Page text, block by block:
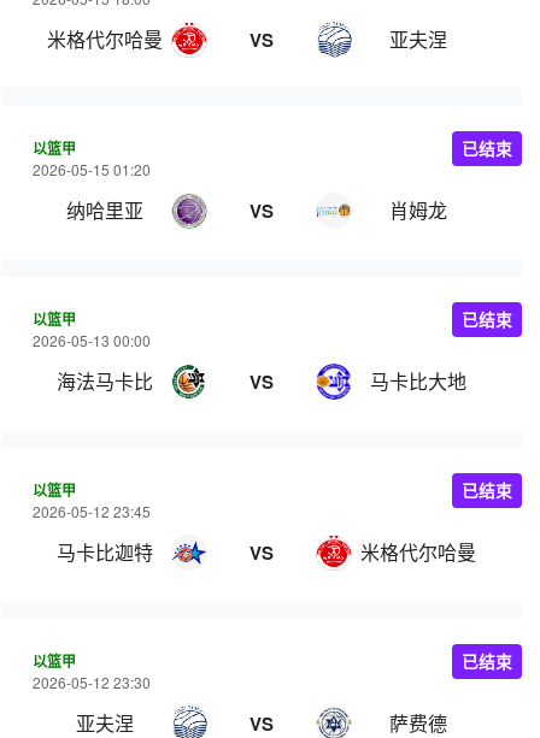
米格代尔哈曼 VS 亚夫涅
以篮甲
2026-05-15 01:20
纳哈里亚 VS 肖姆龙
已结束
以篮甲
2026-05-13 00:00
海法马卡比 VS 马卡比大地
已结束
以篮甲
2026-05-12 23:45
马卡比迦特 VS 米格代尔哈曼
已结束
以篮甲
2026-05-12 23:30
亚夫涅 VS 萨费德
已结束